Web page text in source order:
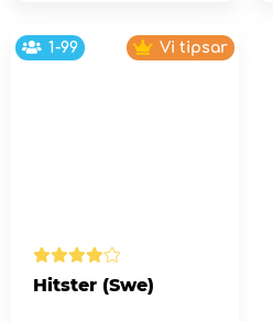
1-99 Vi tipsar
Hitster (Swe)